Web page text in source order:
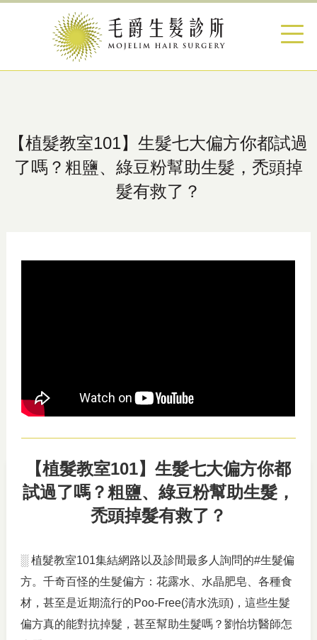
【植髮教室101】生髮七大偏方你都試過
了嗎？粗鹽、綠豆粉幫助生髮，禿頭掉
髮有救了？
【植髮教室101】生髮七大偏方你都
試過了嗎？粗鹽、綠豆粉幫助生髮，
禿頭掉髮有救了？
░ 植髮教室101集結網路以及診間最多人詢問的#生髮偏
方。千奇百怪的生髮偏方：花露水、水晶肥皂、各種食
材，甚至是近期流行的Poo-Free(清水洗頭)，這些生髮
偏方真的能對抗掉髮，甚至幫助生髮嗎？劉怡坊醫師怎